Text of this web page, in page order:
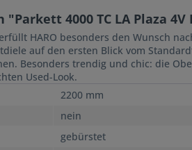
4000 TC LA Plaza 4V
HARO besonders den Wunsch
auf den ersten Blick vom
Besonders trendig und chic: die
Used-Look.
2200 mm
nein
gebürstet